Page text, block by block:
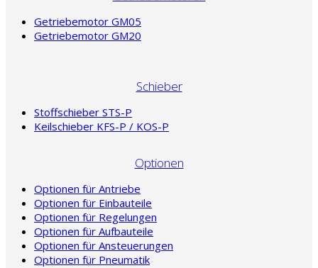
Getriebemotor GM05
Getriebemotor GM20
Schieber
Stoffschieber STS-P
Keilschieber KFS-P / KOS-P
Optionen
Optionen für Antriebe
Optionen für Einbauteile
Optionen für Regelungen
Optionen für Aufbauteile
Optionen für Ansteuerungen
Optionen für Pneumatik